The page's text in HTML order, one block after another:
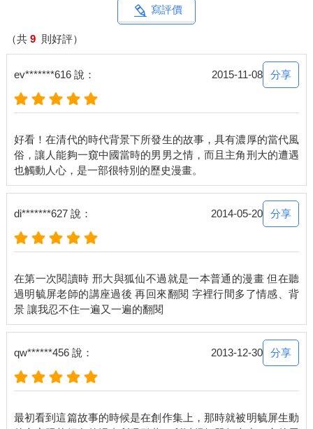
寫評價
（共 9 則好評）
ev*******616 說： 2015-11-08 分享
好看！在清代的時代背景下所發生的故事，具有濃厚的當代風
俗，讓人能夠一窺中國當時的男男之情，而且主角刑大的遭遇
di*******627 說： 2014-05-20 分享
在第一次閱讀時 邢大與狐仙不過就是一本普通的漫畫 但在聽
過明毓屏老師的講座過後 再回來翻閱 字裡行間多了情感、背
qw******456 說： 2013-12-30 分享
最初看到這篇故事的時候是在創作集上，那時就被明毓屏生動